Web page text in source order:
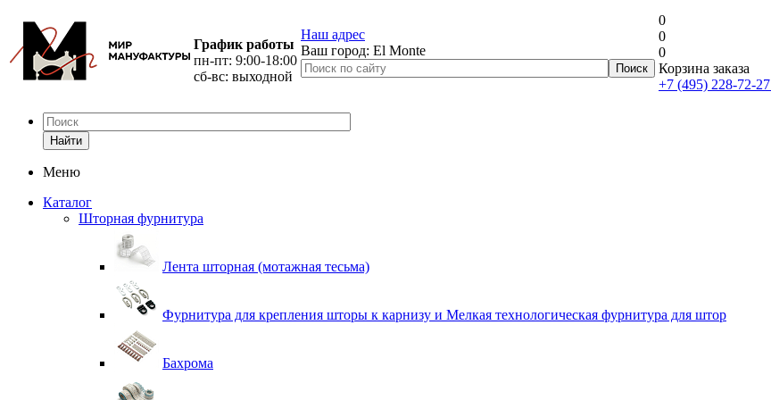
График работы
пн-пт: 9:00-18:00
сб-вс: выходной
Наш адрес
Ваш город: El Monte
0
0
0
Корзина заказа
+7 (495) 228-72-27
Найти
Меню
Каталог
Шторная фурнитура
Лента шторная (мотажная тесьма)
Фурнитура для крепления шторы к карнизу и Мелкая технологическая фурнитура для штор
Бахрома